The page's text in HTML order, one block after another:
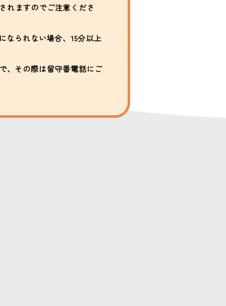
れますのでご注意くださ
なられない場合、15分以上
、その際は留守番電話にご